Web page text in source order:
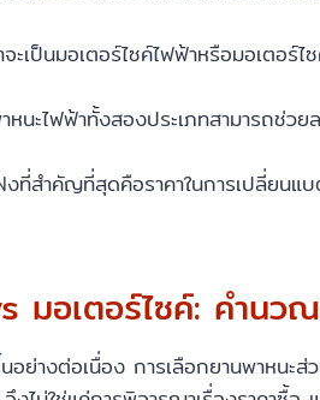
จะเป็นมอเตอร์ไซค์ไฟฟ้าหรือมอเตอร์
หนะไฟฟ้าทั้งสองประเภทสามารถช่
งที่สำคัญที่สุดคือราคาในการเปลี่ยนแ
มอเตอร์ไซค์: คำนว
ย่างต่อเนื่อง การเลือกยานพาหน